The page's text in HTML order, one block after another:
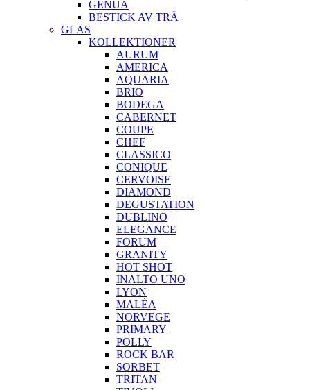
GENUA
BESTICK AV TRÄ
GLAS
KOLLEKTIONER
AURUM
AMERICA
AQUARIA
BRIO
BODEGA
CABERNET
COUPE
CHEF
CLASSICO
CONIQUE
CERVOISE
DIAMOND
DEGUSTATION
DUBLINO
ELEGANCE
FORUM
GRANITY
HOT SHOT
INALTO UNO
LYON
MALÈA
NORVEGE
PRIMARY
POLLY
ROCK BAR
SORBET
TRITAN